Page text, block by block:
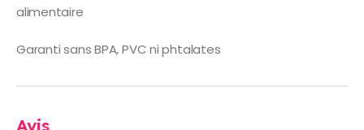
alimentaire
Garanti sans BPA, PVC ni phtalates
Avis